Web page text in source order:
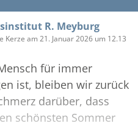
R. Meyburg
Kerze am 21. Januar 2026 um 12.13
für immer
ist, bleiben wir zurück
darüber, dass
schönsten Sommer